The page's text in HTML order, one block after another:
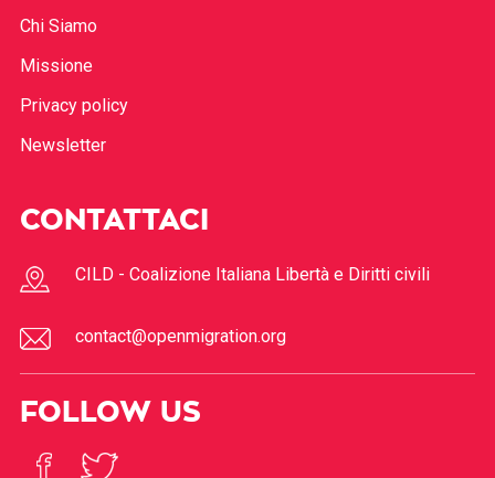
Chi Siamo
Missione
Privacy policy
Newsletter
CONTATTACI
CILD - Coalizione Italiana Libertà e Diritti civili
contact@openmigration.org
FOLLOW US